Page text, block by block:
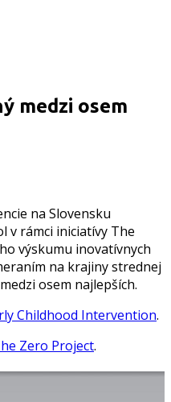
medzi osem
na Slovensku
v rámci iniciatívy The
výskumu inovatívnych
na krajiny strednej
osem najlepších.
Childhood Intervention.
Zero Project.